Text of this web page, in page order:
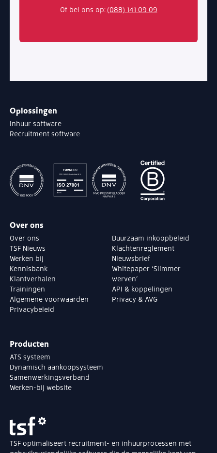
Of bel ons op: (088) 141 09 09
Oplossingen
Inhuur software
Recruitment software
Over ons
Over ons
TSF Nieuws
Werken bij
Kennisbank
Klantverhalen
Trainingen
Algemene voorwaarden
Privacybeleid
Duurzaam inkoopbeleid
Klachtenreglement
Nieuwsbrief
Whitepaper ‘Slimmer
werven’
API & koppelingen
Privacy & AVG
Producten
ATS systeem
Dynamisch aankoopsysteem
Samenwerkingsverband
Werken-bij website
TSF optimaliseert recruitment- en inhuurprocessen met